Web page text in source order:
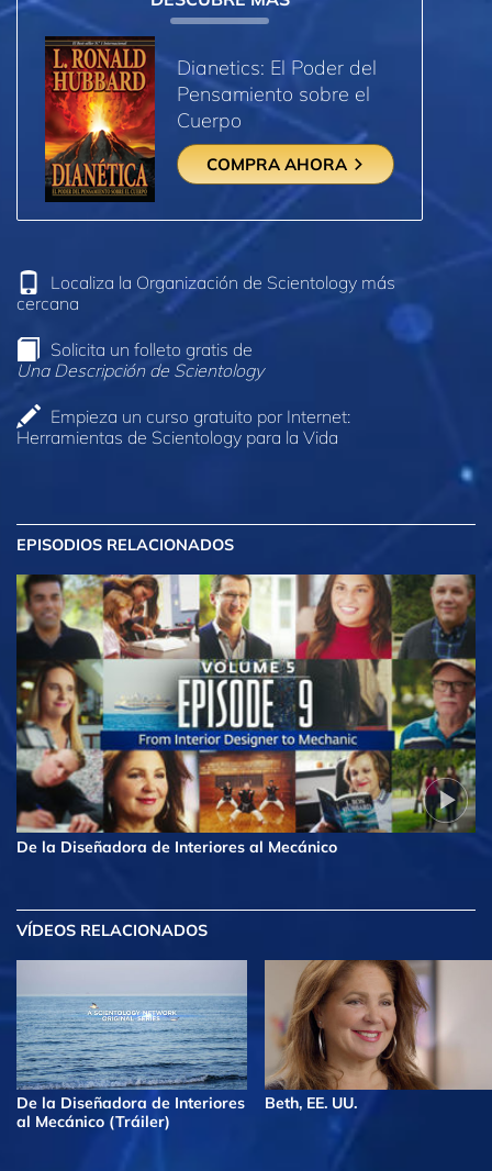
Dianetics: El Poder del
Pensamiento sobre el
Cuerpo
COMPRA AHORA
Localiza la Organización de Scientology más
cercana
Solicita un folleto gratis de
Una Descripción de Scientology
Empieza un curso gratuito por Internet:
Herramientas de Scientology para la Vida
EPISODIOS RELACIONADOS
De la Diseñadora de Interiores al Mecánico
VÍDEOS RELACIONADOS
De la Diseñadora de Interiores
al Mecánico (Tráiler)
Beth, EE. UU.